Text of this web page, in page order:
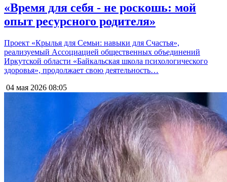
«Время для себя - не роскошь: мой
опыт ресурсного родителя»
Проект «Крылья для Семьи: навыки для Счастья»,
реализуемый Ассоциацией общественных объединений
Иркутской области «Байкальская школа психологического
здоровья», продолжает свою деятельность…
04 мая 2026 08:05